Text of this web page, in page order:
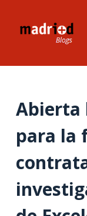
n
Abierta
para la